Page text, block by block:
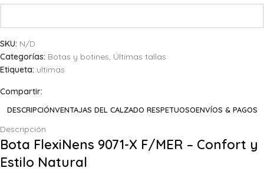
SKU: N/D
Categorías: Botas y botines, Últimas tallas
Etiqueta: ultimas
Compartir:
DESCRIPCIÓNVENTAJAS DEL CALZADO RESPETUOSOENVÍOS & PAGOS
Descripción
Bota FlexiNens 9071-X F/MER – Confort y
Estilo Natural